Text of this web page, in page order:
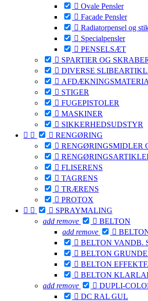
 Ovale Pensler
 Facade Pensler
 Radiatorpensel og
 Specialpensler
 PENSELSÆT
 SPARTlER OG
 DIVERSE

 STIGER
 FUGEPISTOLER
 MASKINER
 SIKKERHEDSUDSTYR
   RENGØRING
 RENGØRINGSMIDLER

 FLISERENS
 TAGRENS
 TRÆRENS
 PROTOX
   SPRAYMALING
add remove  BELTON
add remove 
 BELTON VANDB.
 BELTON
 BELTON
 BELTON
add remove  DUPLI-
 DC RAL GUL